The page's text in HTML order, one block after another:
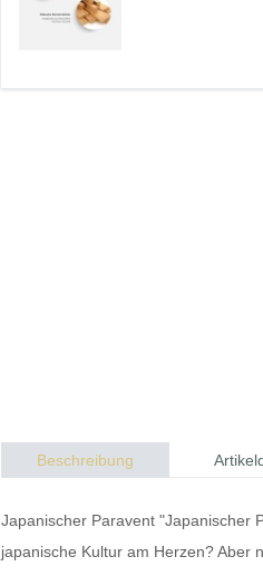
Beschreibung
Japanischer Paravent "Japanischer
japanische Kultur am Herzen? Aber